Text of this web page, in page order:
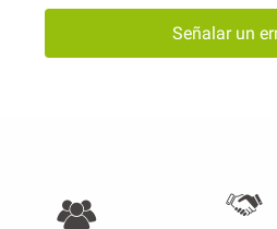
Señalar un